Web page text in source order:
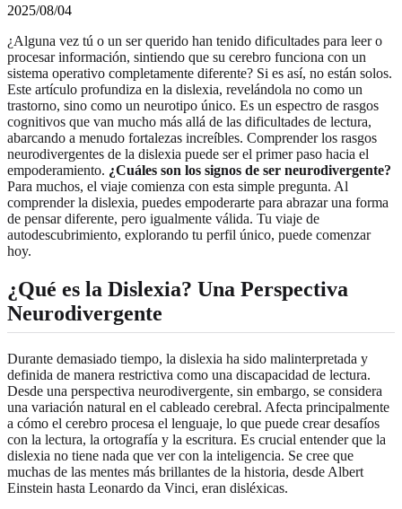
2025/08/04
¿Alguna vez tú o un ser querido han tenido dificultades para leer o
procesar información, sintiendo que su cerebro funciona con un
sistema operativo completamente diferente? Si es así, no están solos.
Este artículo profundiza en la dislexia, revelándola no como un
trastorno, sino como un neurotipo único. Es un espectro de rasgos
cognitivos que van mucho más allá de las dificultades de lectura,
abarcando a menudo fortalezas increíbles. Comprender los rasgos
neurodivergentes de la dislexia puede ser el primer paso hacia el
empoderamiento. ¿Cuáles son los signos de ser neurodivergente?
Para muchos, el viaje comienza con esta simple pregunta. Al
comprender la dislexia, puedes empoderarte para abrazar una forma
de pensar diferente, pero igualmente válida. Tu viaje de
autodescubrimiento, explorando tu perfil único, puede comenzar
hoy.
¿Qué es la Dislexia? Una Perspectiva
Neurodivergente
Durante demasiado tiempo, la dislexia ha sido malinterpretada y
definida de manera restrictiva como una discapacidad de lectura.
Desde una perspectiva neurodivergente, sin embargo, se considera
una variación natural en el cableado cerebral. Afecta principalmente
a cómo el cerebro procesa el lenguaje, lo que puede crear desafíos
con la lectura, la ortografía y la escritura. Es crucial entender que la
dislexia no tiene nada que ver con la inteligencia. Se cree que
muchas de las mentes más brillantes de la historia, desde Albert
Einstein hasta Leonardo da Vinci, eran disléxicas.